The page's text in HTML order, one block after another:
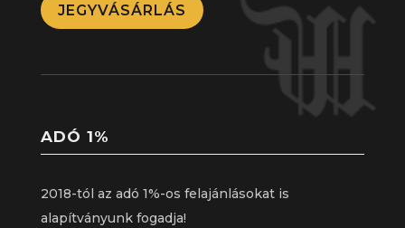
JEGYVÁSÁRLÁS
ADÓ 1%
2018-tól az adó 1%-os felajánlásokat is
alapítványunk fogadja!